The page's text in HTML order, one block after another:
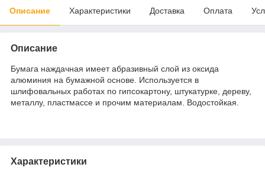
Описание Характеристики Доставка Оплата
Описание
Бумага наждачная имеет абразивный слой из оксида
алюминия на бумажной основе. Используется в
шлифовальных работах по гипсокартону, штукатурке, дереву,
металлу, пластмассе и прочим материалам. Водостойкая.
Характеристики